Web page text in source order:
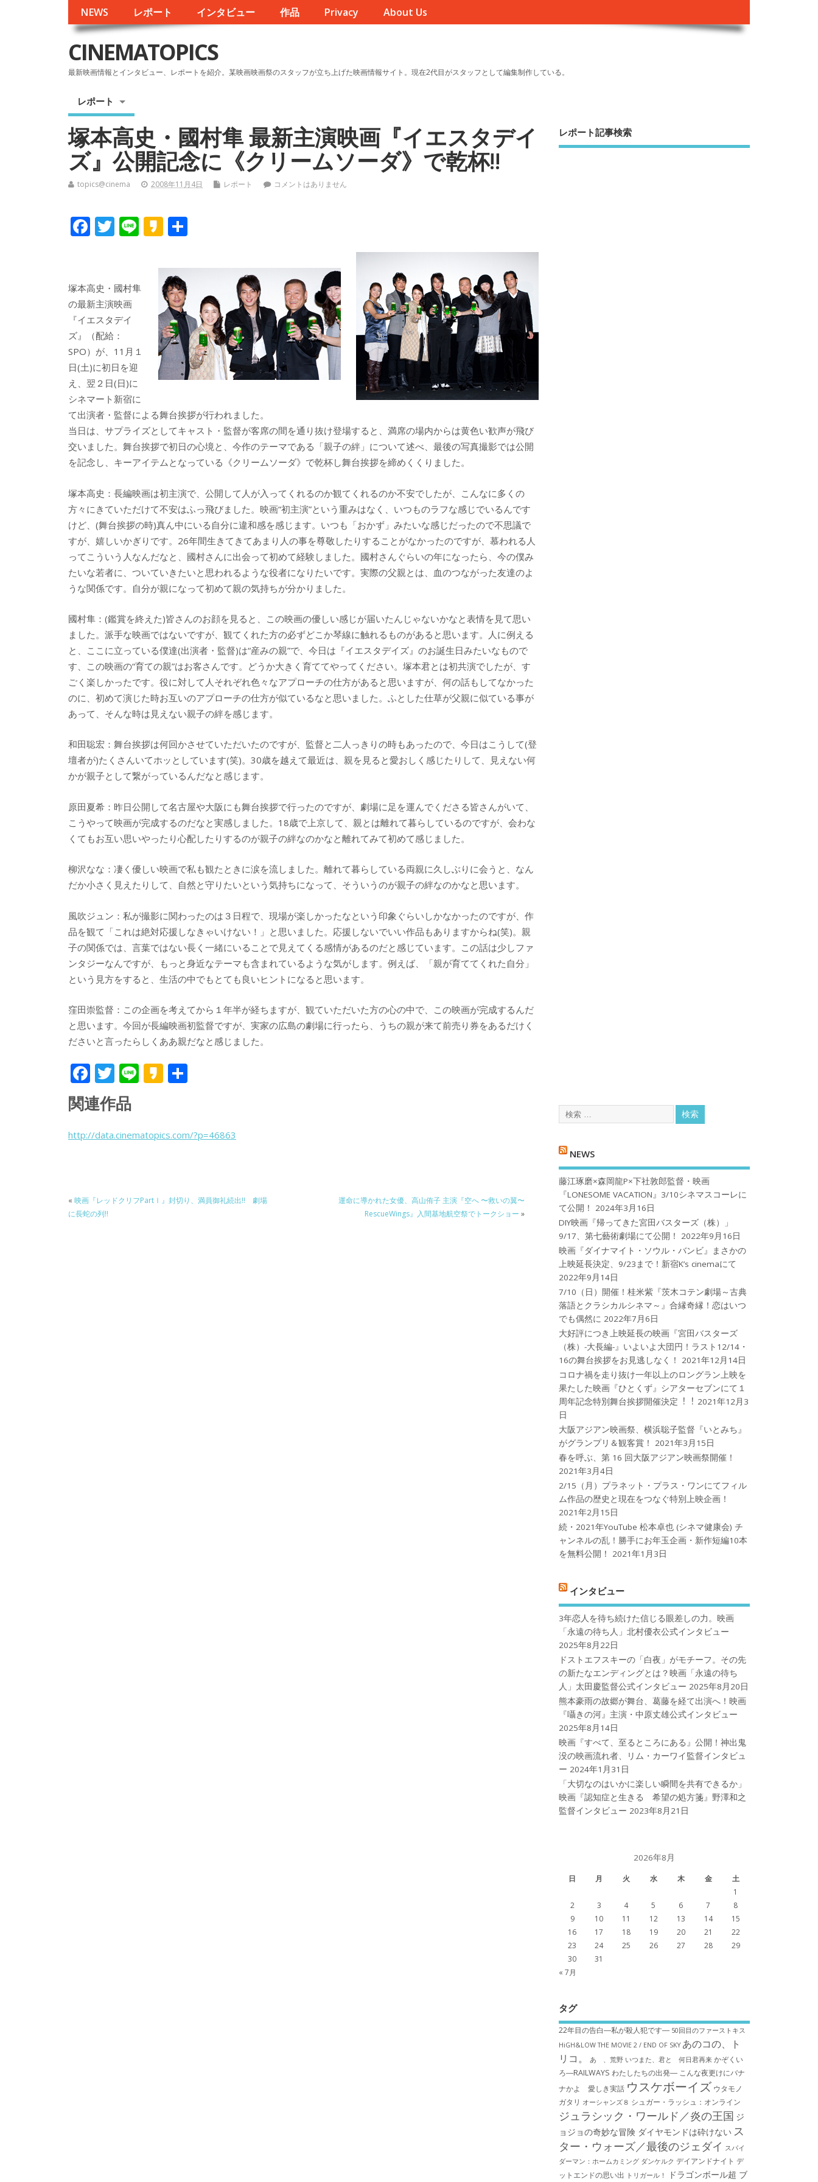
NEWS レポート インタビュー 作品 Privacy About Us
CINEMATOPICS
最新映画情報とインタビュー、レポートを紹介。某映画映画祭のスタッフが立ち上げた映画情報サイト。現在2代目がスタッフとして編集制作している。
レポート
塚本高史・國村隼 最新主演映画『イエスタデイ
ズ』公開記念に《クリームソーダ》で乾杯!!
topics@cinema 2008年11月4日 レポート コメントはありません
F
b
o
o
k
T
er
Li K
k
a
o
塚本高史・國村隼
の最新主演映画
『イエスタデイ
ズ』（配給：
SPO）が、11月１
日(土)に初日を迎
え、翌２日(日)に
シネマート新宿に
て出演者・監督による舞台挨拶が行われました。
当日は、サプライズとしてキャスト・監督が客席の間を通り抜け登場すると、満席の場内からは黄色い歓声が飛び
交いました。舞台挨拶で初日の心境と、今作のテーマである「親子の絆」について述べ、最後の写真撮影では公開
を記念し、キーアイテムとなっている《クリームソーダ》で乾杯し舞台挨拶を締めくくりました。
塚本高史：長編映画は初主演で、公開して人が入ってくれるのか観てくれるのか不安でしたが、こんなに多くの
方々にきていただけて不安はふっ飛びました。映画“初主演”という重みはなく、いつものラフな感じでいるんです
けど、(舞台挨拶の時)真ん中にいる自分に違和感を感じます。いつも「おかず」みたいな感じだったので不思議で
すが、嬉しいかぎりです。26年間生きてきてあまり人の事を尊敬したりすることがなかったのですが、慕われる人
ってこういう人なんだなと、國村さんに出会って初めて経験しました。國村さんぐらいの年になったら、今の僕み
たいな若者に、ついていきたいと思われるような役者になりたいです。実際の父親とは、血のつながった友達のよ
うな関係です。自分が親になって初めて親の気持ちが分かりました。
國村隼：(鑑賞を終えた)皆さんのお顔を見ると、この映画の優しい感じが届いたんじゃないかなと表情を見て思い
ました。派手な映画ではないですが、観てくれた方の必ずどこか琴線に触れるものがあると思います。人に例える
と、ここに立っている僕達(出演者・監督)は“産みの親”で、今日は『イエスタデイズ』のお誕生日みたいなもので
す、この映画の“育ての親”はお客さんです。どうか大きく育ててやってください。塚本君とは初共演でしたが、す
ごく楽しかったです。役に対して人それぞれ色々なアプローチの仕方があると思いますが、何の話もしてなかった
のに、初めて演じた時お互いのアプローチの仕方が似ているなと思いました。ふとした仕草が父親に似ている事が
あって、そんな時は見えない親子の絆を感じます。
和田聡宏：舞台挨拶は何回かさせていただいたのですが、監督と二人っきりの時もあったので、今日はこうして(登
壇者が)たくさんいてホッとしています(笑)。30歳を越えて最近は、親を見ると愛おしく感じたりして、見えない何
かが親子として繋がっているんだなと感じます。
原田夏希：昨日公開して名古屋や大阪にも舞台挨拶で行ったのですが、劇場に足を運んでくださる皆さんがいて、
こうやって映画が完成するのだなと実感しました。18歳で上京して、親とは離れて暮らしているのですが、会わな
くてもお互い思いやったり心配したりするのが親子の絆なのかなと離れてみて初めて感じました。
柳沢なな：凄く優しい映画で私も観たときに涙を流しました。離れて暮らしている両親に久しぶりに会うと、なん
だか小さく見えたりして、自然と守りたいという気持ちになって、そういうのが親子の絆なのかなと思います。
風吹ジュン：私が撮影に関わったのは３日程で、現場が楽しかったなという印象ぐらいしかなかったのですが、作
品を観て「これは絶対応援しなきゃいけない！」と思いました。応援しないでいい作品もありますからね(笑)。親
子の関係では、言葉ではない長く一緒にいることで見えてくる感情があるのだと感じています。この話は少しファ
ンタジーなんですが、もっと身近なテーマも含まれているような気がします。例えば、「親が育ててくれた自分」
という見方をすると、生活の中でもとても良いヒントになると思います。
窪田崇監督：この企画を考えてから１年半が経ちますが、観ていただいた方の心の中で、この映画が完成するんだ
と思います。今回が長編映画初監督ですが、実家の広島の劇場に行ったら、うちの親が来て前売り券をあるだけく
ださいと言ったらしくああ親だなと感じました。
F
ac
e
b
k
T
w
itt
er
Li K
a
関連作品
http://data.cinematopics.com/?p=46863
« 映画『レッドクリフPartⅠ』封切り、満員御礼続出!! 劇場
に長蛇の列!!
運命に導かれた女優、高山侑子 主演『空へ 〜救いの翼〜
RescueWings』入間基地航空祭でトークショー »
レポート記事検索
NEWS
藤江琢磨×森岡龍P×下社敦郎監督・映画
『LONESOME VACATION』3/10シネマスコーレに
て公開！
2024年3月16日
DIY映画『帰ってきた宮田バスターズ（株）」
9/17、第七藝術劇場にて公開！
2022年9月16日
映画『ダイナマイト・ソウル・バンビ』まさかの
上映延長決定、9/23まで！新宿K’s cinemaにて
2022年9月14日
7/10（日）開催！桂米紫『茨木コテン劇場～古典
落語とクラシカルシネマ～』合縁奇縁！恋はいつ
でも偶然に 2022年7月6日
大好評につき上映延長の映画『宮田バスターズ
（株）-大長編-』いよいよ大団円！ラスト12/14・
16の舞台挨拶をお見逃しなく！
2021年12月14日
コロナ禍を⾛り抜け⼀年以上のロングラン上映を
果たした映画『ひとくず』シアターセブンにて１
周年記念特別舞台挨拶開催決定︕︕ 2021年12月3
日
大阪アジアン映画祭、横浜聡子監督『いとみち』
がグランプリ＆観客賞！
2021年3月15日
春を呼ぶ、第 16 回大阪アジアン映画祭開催！
2021年3月4日
2/15（月）プラネット・プラス・ワンにてフィル
ム作品の歴史と現在をつなぐ特別上映企画！
2021年2月15日
続・2021年YouTube 松本卓也 (シネマ健康会) チ
ャンネルの乱！勝手にお年玉企画・新作短編10本
を無料公開！
2021年1月3日
インタビュー
3年恋人を待ち続けた信じる眼差しの力。映画
「永遠の待ち人」北村優衣公式インタビュー
2025年8月22日
ドストエフスキーの「白夜」がモチーフ。その先
の新たなエンディングとは？映画「永遠の待ち
人」太田慶監督公式インタビュー 2025年8月20日
熊本豪雨の故郷が舞台、葛藤を経て出演へ！映画
『囁きの河』主演・中原丈雄公式インタビュー
2025年8月14日
映画『すべて、至るところにある』公開！神出鬼
没の映画流れ者、リム・カーワイ監督インタビュ
ー 2024年1月31日
「大切なのはいかに楽しい瞬間を共有できるか」
映画『認知症と生きる 希望の処方箋』野澤和之
監督インタビュー 2023年8月21日
2026年8月
日 月 火 水 木 金
土
1
2
3 4 5 6 7
8
9
10 11 12 13 14
15
16
17 18 19 20 21
22
23
24 25 26 27 28
29
30
31
« 7月
タグ
22年目の告白―私が殺人犯です― 50回目のファーストキス
HiGH&LOW THE MOVIE 2 / END OF SKY あのコの、ト
リコ。
あゝ、荒野 いつまた、君と 何日君再来 かぞくい
ろ―RAILWAYS わたしたちの出発― こんな夜更けにバナ
ナかよ 愛しき実話 ウスケボーイズ ウタモノ
ガタリ オーシャンズ８ シュガー・ラッシュ：オ​ンライン
ジュラシック・ワールド／炎の王国 ジ
ョジョの奇妙な冒険 ダイヤモンドは砕けない ス
ター・ウォーズ／最後のジェダイ スパイ
ダーマン：ホームカミング ダンケルク デイアンドナイト デ
ットエンドの思い出
トリガール！ ドラゴンボール超 ブ